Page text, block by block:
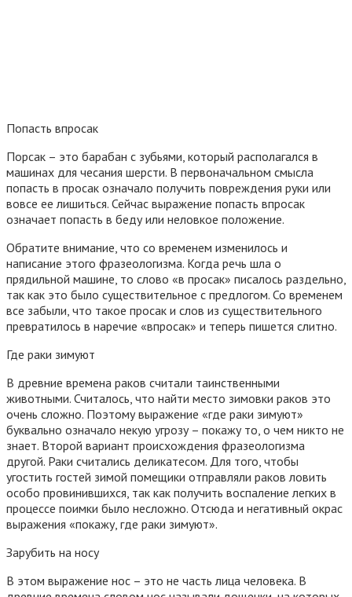
Попасть впросак
Порсак – это барабан с зубьями, который располагался в
машинах для чесания шерсти. В первоначальном смысла
попасть в просак означало получить повреждения руки или
вовсе ее лишиться. Сейчас выражение попасть впросак
означает попасть в беду или неловкое положение.
Обратите внимание, что со временем изменилось и
написание этого фразеологизма. Когда речь шла о
прядильной машине, то слово «в просак» писалось раздельно,
так как это было существительное с предлогом. Со временем
все забыли, что такое просак и слов из существительного
превратилось в наречие «впросак» и теперь пишется слитно.
Где раки зимуют
В древние времена раков считали таинственными
животными. Считалось, что найти место зимовки раков это
очень сложно. Поэтому выражение «где раки зимуют»
буквально означало некую угрозу – покажу то, о чем никто не
знает. Второй вариант происхождения фразеологизма
другой. Раки считались деликатесом. Для того, чтобы
угостить гостей зимой помещики отправляли раков ловить
особо провинившихся, так как получить воспаление легких в
процессе поимки было несложно. Отсюда и негативный окрас
выражения «покажу, где раки зимуют».
Зарубить на носу
В этом выражение нос – это не часть лица человека. В